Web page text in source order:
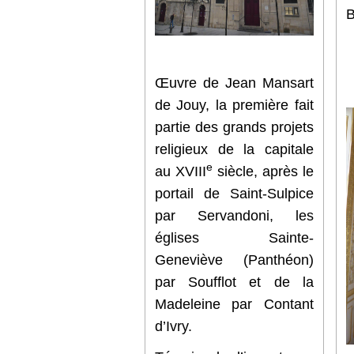
Œuvre de Jean Mansart
de Jouy, la première fait
partie des grands projets
religieux de la capitale
au XVIIIe siècle, après le
portail de Saint-Sulpice
par Servandoni, les
églises Sainte-
Geneviève (Panthéon)
par Soufflot et de la
Madeleine par Contant
d’Ivry.